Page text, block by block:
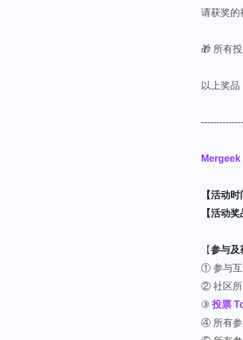
请获奖的
🎁 所有
以上奖
【活动
【活动
【参与及
① 参与互
② 社区所
③ 投票
④ 所有参